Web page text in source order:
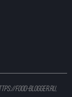
food-blogger.ru,